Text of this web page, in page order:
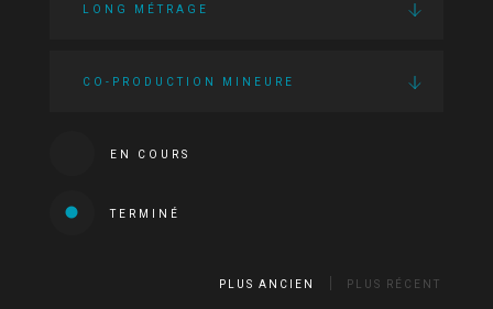
LONG MÉTRAGE
CO-PRODUCTION MINEURE
EN COURS
TERMINÉ
PLUS ANCIEN PLUS RÉCENT